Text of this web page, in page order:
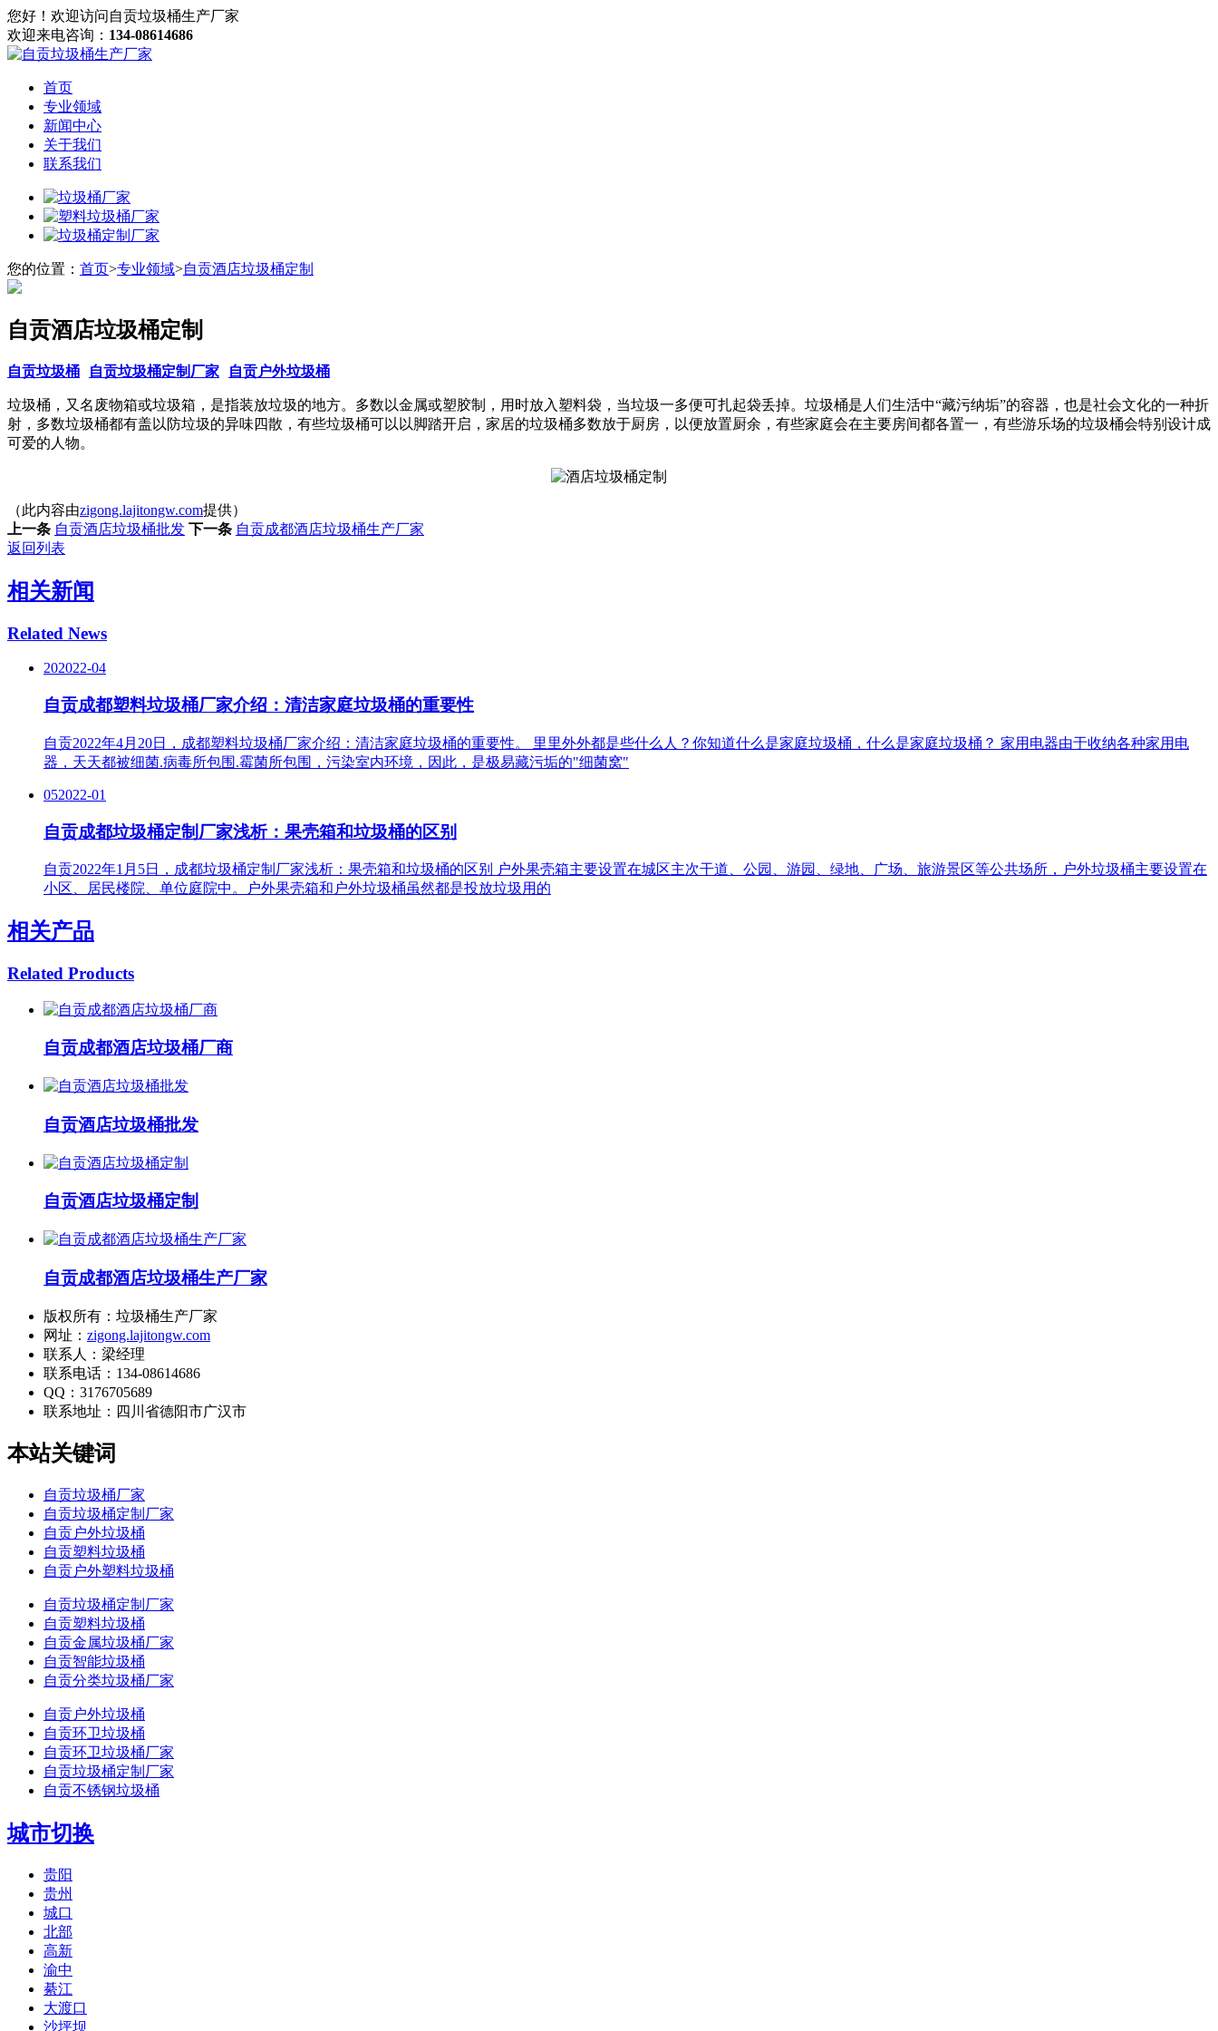
您好！欢迎访问自贡垃圾桶生产厂家
欢迎来电咨询： 134-08614686
首页
专业领域
新闻中心
关于我们
联系我们
您的位置： 首页>专业领域>自贡酒店垃圾桶定制
自贡酒店垃圾桶定制
自贡垃圾桶 自贡垃圾桶定制厂家 自贡户外垃圾桶
垃圾桶，又名废物箱或垃圾箱，是指装放垃圾的地方。多数以金属或塑胶制，用时放入塑料袋，当垃圾一多便可扎起袋丢掉。垃圾桶是人们生活中“藏污纳垢”的容器，也是社会文化的一种折
射，多数垃圾桶都有盖以防垃圾的异味四散，有些垃圾桶可以以脚踏开启，家居的垃圾桶多数放于厨房，以便放置厨余，有些家庭会在主要房间都各置一，有些游乐场的垃圾桶会特别设计成
可爱的人物。
（此内容由zigong.lajitongw.com提供）
上一条 自贡酒店垃圾桶批发 下一条 自贡成都酒店垃圾桶生产厂家
返回列表
相关新闻
Related News
202022-04
自贡成都塑料垃圾桶厂家介绍：清洁家庭垃圾桶的重要性
自贡2022年4月20日，成都塑料垃圾桶厂家介绍：清洁家庭垃圾桶的重要性。 里里外外都是些什么人？你知道什么是家庭垃圾桶，什么是家庭垃圾桶？ 家用电器由于收纳各种家用电
器，天天都被细菌.病毒所包围.霉菌所包围，污染室内环境，因此，是极易藏污垢的"细菌窝"
052022-01
自贡成都垃圾桶定制厂家浅析：果壳箱和垃圾桶的区别
自贡2022年1月5日，成都垃圾桶定制厂家浅析：果壳箱和垃圾桶的区别 户外果壳箱主要设置在城区主次干道、公园、游园、绿地、广场、旅游景区等公共场所，户外垃圾桶主要设置在
小区、居民楼院、单位庭院中。户外果壳箱和户外垃圾桶虽然都是投放垃圾用的
相关产品
Related Products
自贡成都酒店垃圾桶厂商
自贡酒店垃圾桶批发
自贡酒店垃圾桶定制
自贡成都酒店垃圾桶生产厂家
版权所有：垃圾桶生产厂家
网址： zigong.lajitongw.com
联系人：梁经理
联系电话：134-08614686
QQ：3176705689
联系地址： 四川省德阳市广汉市
本站关键词
自贡垃圾桶厂家
自贡垃圾桶定制厂家
自贡户外垃圾桶
自贡塑料垃圾桶
自贡户外塑料垃圾桶
自贡垃圾桶定制厂家
自贡塑料垃圾桶
自贡金属垃圾桶厂家
自贡智能垃圾桶
自贡分类垃圾桶厂家
自贡户外垃圾桶
自贡环卫垃圾桶
自贡环卫垃圾桶厂家
自贡垃圾桶定制厂家
自贡不锈钢垃圾桶
城市切换
贵阳
贵州
城口
北部
高新
渝中
綦江
大渡口
沙坪坝